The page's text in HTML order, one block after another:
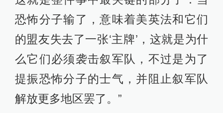
恐怖分子输了，意味着美英法和它们
的盟友失去了一张‘主牌’，这就是为什
么它们必须袭击叙军队，不过是为了
提振恐怖分子的士气，并阻止叙军队
解放更多地区罢了。”